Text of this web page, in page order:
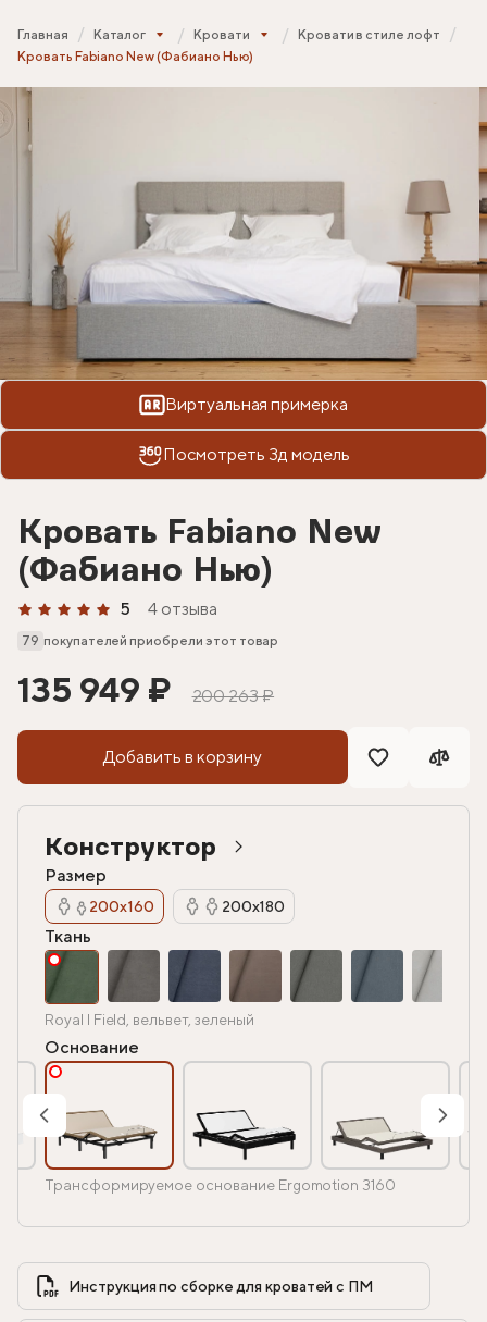
Главная Каталог Кровати
Кровати в стиле лофт
Кровать Fabiano New (Фабиано Нью)
Виртуальная примерка
Посмотреть 3д модель
Кровать Fabiano New
(Фабиано Нью)
5 4 отзыва
79 покупателей приобрели этот товар
135 949 ₽ 200 263 ₽
Добавить в корзину
Конструктор
Размер
200х160 200х180
Ткань
Royal I Field, вельвет, зеленый
Основание
Трансформируемое основание Ergomotion 3160
Инструкция по сборке для кроватей с ПМ